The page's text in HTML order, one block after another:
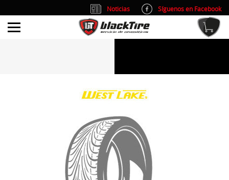
Noticias
Síguenos en Facebook
info@blacktire.es
Atención al cliente: L/V 9:00-14:00 y 15:00-19:00